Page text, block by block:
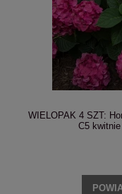
WIELOPAK 4 SZT:
C5